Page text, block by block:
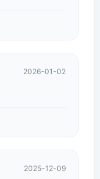
2026-01-02
2025-12-09